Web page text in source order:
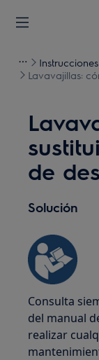
Lavavajillas:
de
Solución
Consulta
del manual
realizar